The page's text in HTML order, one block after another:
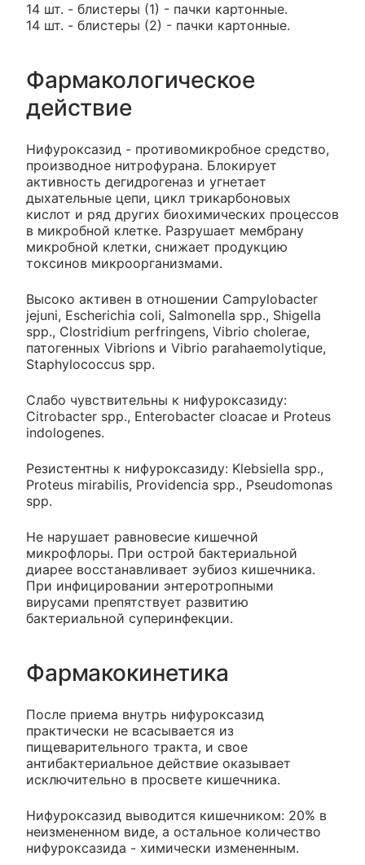
14 шт. - блистеры (1) - пачки картонные.
14 шт. - блистеры (2) - пачки картонные.
Фармакологическое
действие
Нифуроксазид - противомикробное средство,
производное нитрофурана. Блокирует
активность дегидрогеназ и угнетает
дыхательные цепи, цикл трикарбоновых
кислот и ряд других биохимических процессов
в микробной клетке. Разрушает мембрану
микробной клетки, снижает продукцию
токсинов микроорганизмами.
Высоко активен в отношении Campylobacter
jejuni, Escherichia coli, Salmonella spp., Shigella
spp., Clostridium perfringens, Vibrio cholerae,
патогенных Vibrions и Vibrio parahaemolytique,
Staphylococcus spp.
Слабо чувствительны к нифуроксазиду:
Citrobacter spp., Enterobacter cloacae и Proteus
indologenes.
Резистентны к нифуроксазиду: Klebsiella spp.,
Proteus mirabilis, Providencia spp., Pseudomonas
spp.
He нарушает равновесие кишечной
микрофлоры. При острой бактериальной
диарее восстанавливает эубиоз кишечника.
При инфицировании энтеротропными
вирусами препятствует развитию
бактериальной суперинфекции.
Фармакокинетика
После приема внутрь нифуроксазид
практически не всасывается из
пищеварительного тракта, и свое
антибактериальное действие оказывает
исключительно в просвете кишечника.
Нифуроксазид выводится кишечником: 20% в
неизмененном виде, а остальное количество
нифуроксазида - химически измененным.